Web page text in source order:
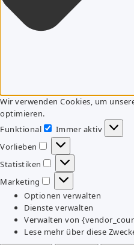
Wir verwenden Cookies, um
optimieren.
Funktional
Funktional
Immer aktiv
Vorlieben
Vorlieben
Statistiken
Statistiken
Marketing
Marketing
Optionen verwalten
Dienste verwalten
Verwalten von
Lese mehr über diese